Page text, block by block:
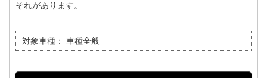
それがあります。
対象車種： 車種全般